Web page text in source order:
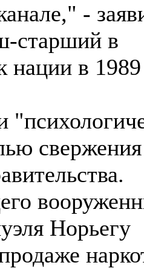
-
старший в
нации в 1989
свержения
Норьегу